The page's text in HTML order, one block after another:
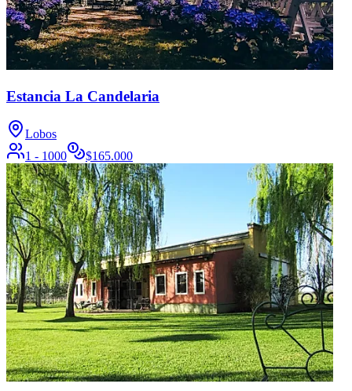
Estancia La Candelaria
Lobos
1 - 1000
$165.000